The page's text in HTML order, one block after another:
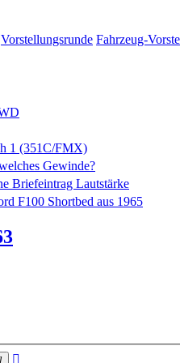
Vorstellungsrunde Fahrzeug-
1 (351C/FMX)
Gewinde?
Briefeintrag Lautstärke
F100 Shortbed aus 1965
Suche